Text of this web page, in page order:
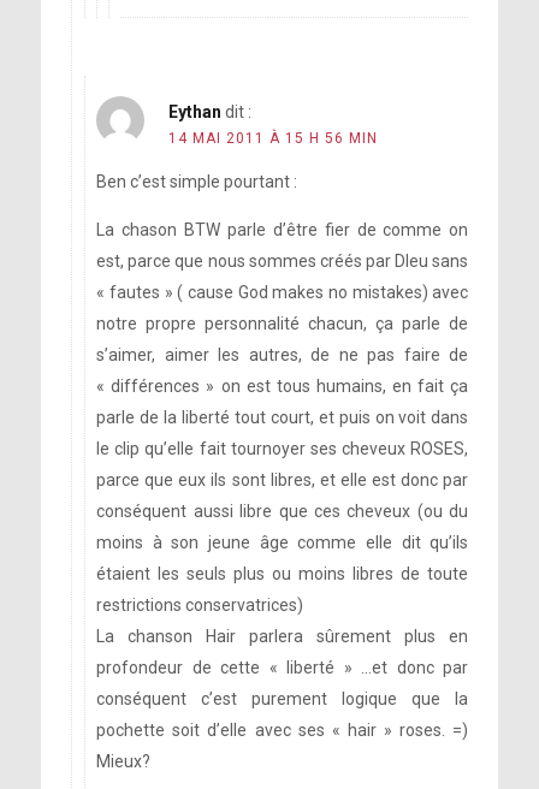
Eythan dit :
14 MAI 2011 À 15 H 56 MIN
Ben c’est simple pourtant :
La chason BTW parle d’être fier de comme on
est, parce que nous sommes créés par DIeu sans
« fautes » ( cause God makes no mistakes) avec
notre propre personnalité chacun, ça parle de
s’aimer, aimer les autres, de ne pas faire de
« différences » on est tous humains, en fait ça
parle de la liberté tout court, et puis on voit dans
le clip qu’elle fait tournoyer ses cheveux ROSES,
parce que eux ils sont libres, et elle est donc par
conséquent aussi libre que ces cheveux (ou du
moins à son jeune âge comme elle dit qu’ils
étaient les seuls plus ou moins libres de toute
restrictions conservatrices)
La chanson Hair parlera sûrement plus en
profondeur de cette « liberté » …et donc par
conséquent c’est purement logique que la
pochette soit d’elle avec ses « hair » roses. =)
Mieux?